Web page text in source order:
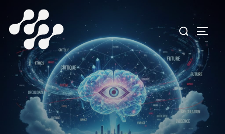
para
conteúdo
Pesquisar
por: